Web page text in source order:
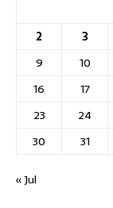
2
3
9
10
16
17
23
24
30
31
« Jul